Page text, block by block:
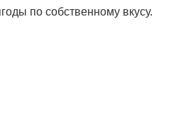
по собственному вкусу.